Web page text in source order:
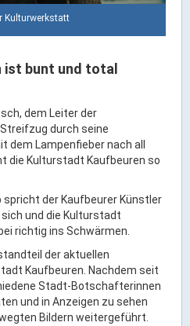
& Sitzungen
des Stadtrats
& Stadtentwicklung
Kulturwerkstatt
ist bunt und total
dem Leiter der
durch seine
dem Lampenfieber nach all
die Kulturstadt Kaufbeuren so
spricht der Kaufbeurer Künstler
und die Kulturstadt
richtig ins Schwärmen.
der aktuellen
Kaufbeuren. Nachdem seit
Stadt-Botschafterinnen
und in Anzeigen zu sehen
Bildern weitergeführt.